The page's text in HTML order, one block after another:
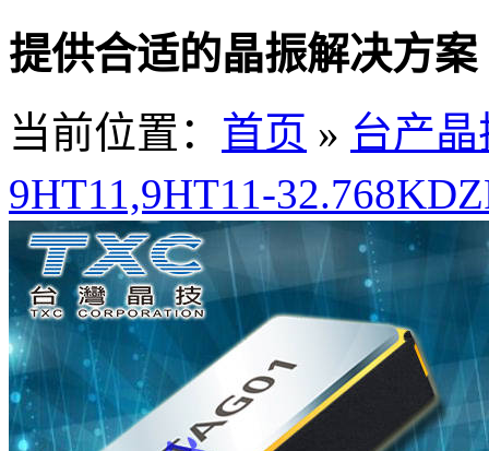
提供合适的晶振解决方案
当前位置： 首页 » 台产晶
9HT11,9HT11-